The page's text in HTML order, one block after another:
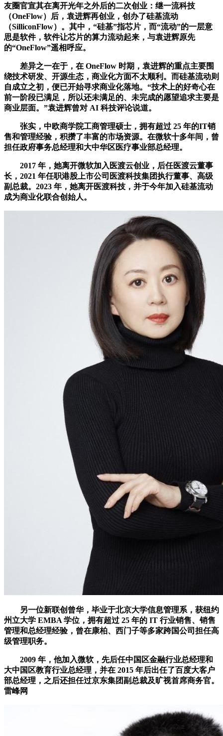
友圈官宣其在离开光年之外后的二次创业：继一流科技
（OneFlow）后，袁进辉再创业，创办了硅基流动
（SilliconFlow）。其中，“硅基”指芯片，而“流动”的一层意
思是软件，软件让芯片的算力流动起来，与袁进辉原先
的“OneFlow”遥相呼应。
差异之一在于，在 OneFlow 时期，袁进辉的重点主要围
绕技术研发、开源生态，商业化方面不太顺利。而硅基流动则
自成立之初，便已开始寻求商业化落地。“技术上的好奇心在
前一阶段已满足，所以还未满足的、未完成的愿望追求主要是
商业层面。”袁进辉曾对 AI 科技评论说道。
张实，中欧商学院工商管理硕士，拥有超过 25 年的IT销
售和管理经验，积攒了丰富的市场资源。在微软十多年间，曾
担任政府事务总经理和大中华区医疗事业部总经理。
2017 年，她离开微软加入医渡云创业，后任医渡云董事
长，2021 年任职港股上市公司医渡科技集团执行董事、高级
副总裁。2023 年，她离开医渡科技，并于今年加入硅基流动
成为商业化联合创始人。
另一位新联创曾华，毕业于北京大学信息管理系，获纽约
州立大学 EMBA 学位，拥有超过 25 年的 IT 行业销售、销售
管理和总经理经验，曾在康柏、西门子等多家跨国公司担任高
级管理职务。
2009 年，他加入微软，先后任中国区金融行业总经理和
大中国区教育行业总经理，并在 2015 年后出任了百度大客户
部总经理，之后还担任过京东集团副总裁及旷视首席商务官。
雷峰网